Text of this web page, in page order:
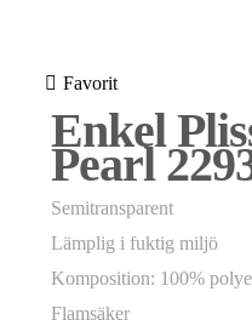
Favorit
Enkel
Pearl
Semitransparent
Lämplig i fuktig miljö
Komposition: 100%
Flamsäker